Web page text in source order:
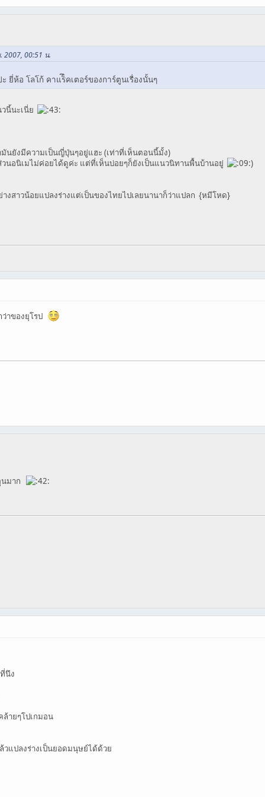
2007, 00:51 น.
ยี่ห้อ โลโก้ คาแร็ึคเตอร์ของการ์ตูนเรื่องนั้นๆ
นี้นะเนี่ย
นยังมีความเป็นญี่ปุ่นๆอยู่แฮะ (เท่าที่เห็นตอนนี้มั้ง)
นอนิเมไม่ค่อยได้ดูค่ะ แต่ที่เห็นบ่อยๆก็ยังเป็นแนวนิทานพื้นบ้านอยู่
)
งสาวน้อยแปลงร่างแต่เป็นของไทยไปเลยนานาก็ว่าแปลก {หมีโหด}
าของยุโรป
นมาก
นึง
ล้ายๆโปเกมอน
วแปลงร่างเป็นยอดมนุษย์ได้ด้วย